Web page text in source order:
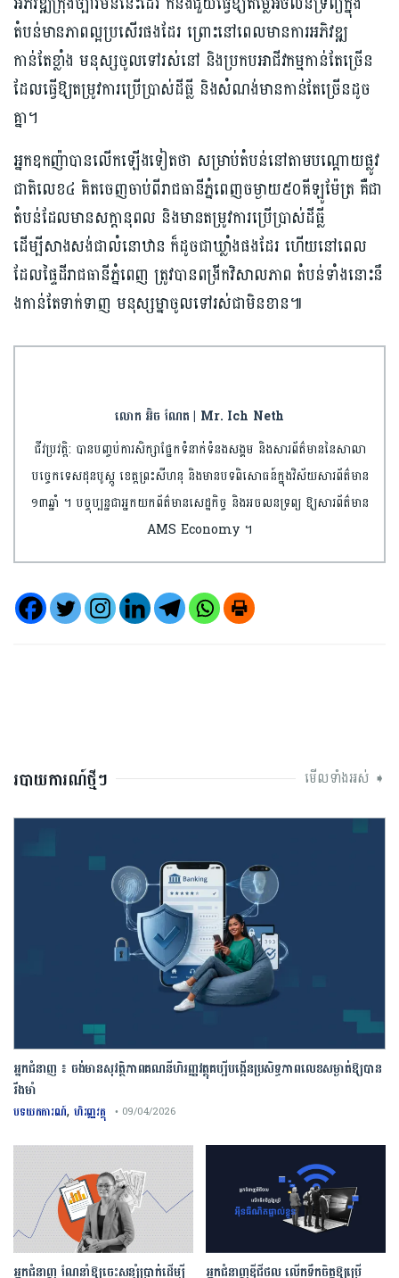
តំបន់មានភាពល្អប្រសើរផងដែរ ព្រោះនៅពេលមានការអភិវឌ្ឍ
កាន់តែខ្លាំង មនុស្សចូលទៅរស់នៅ និងប្រកបអាជីវកម្មកាន់តែច្រើន
ដែលធ្វើឱ្យតម្រូវការប្រើប្រាស់ដីធ្លី និងសំណង់មានកាន់តែច្រើនដូច
គ្នា។
អ្នកឧកញ៉ា​បានលើកឡើងទៀតថា​ សម្រាប់តំបន់នៅតាមបណ្ដោយផ្លូវ
ជាតិលេខ​៤ គិតចេញចាប់ពីរាជធានីភ្នំពេញចម្ងា​យ​​៥០គីឡូម៉ែត្រ គឺជា​
តំបន់ដែលមានសក្ដានុពល និងមានតម្រូវការប្រើប្រាស់ដីធ្លី
ដើម្បីសាងសង់ជាលំនោឋាន​ ក៏ដូចជាឃ្លាំងផងដែរ ហើយនៅពេល
ដែល​ផ្ទៃដីរាជធានីភ្នំពេញ ត្រូវបានពង្រីកវិសាលភាព តំបន់​ទាំង​នោះនឹ​
ងកាន់តែទាក់ទាញ មនុស្ស​ម្នាចូល​ទៅរស់ជាមិនខាន៕
លោក អ៊ិច ណែត | Mr. Ich Neth
ជីវប្រវត្តិ: បានបញ្ចប់​ការ​សិក្សា​ផ្នែកទំនាក់ទំនង​សង្គម និងសារព័ត៌មាន​​នៃសាលា​
បច្ចេកទេស​ដុន​បូស្កូ ខេត្តព្រះ​សីហនុ និងមានបទពិសោធន៍​ក្នុងវិស័យ​សារព័ត៌មាន​
១៣ឆ្នាំ ។ បច្ចុប្បន្នជា​អ្នកយកព័ត៌មាន​សេដ្ឋកិច្ច និងអចលនទ្រព្យ​ ឱ្យសារព័ត៌មាន
AMS Economy ។​
របាយការណ៍ថ្មីៗ មើលទាំងអស់ ➧
អ្នកជំនាញ ៖ ចង់មានសុវត្ថិភាពគណនីហិរញ្ញវត្ថុគប្បីបង្កើនប្រសិទ្ធភាពលេខសម្ងាត់ឱ្យបាន
រឹងមាំ
បទយកការណ៍, ហិរញ្ញវត្ថុ • 09/04/2026
អ្នកជំនាញឌីជីថល លើកទឹកចិត្តឱ្យប្រើ
អ្នកជំនាញ ណែនាំឱ្យចេះសន្សំប្រាក់ដើម្បី